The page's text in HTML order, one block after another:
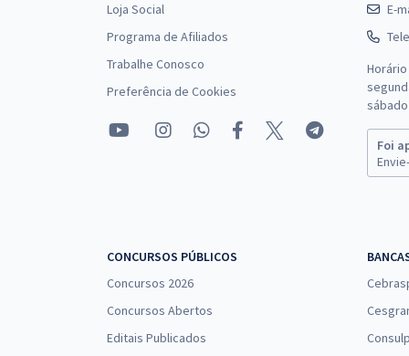
Loja Social
Programa de Afiliados
Trabalhe Conosco
Preferência de Cookies
E-
sábado
Foi
CONCURSOS PÚBLICOS
Concursos 2026
Concursos Abertos
Editais Publicados